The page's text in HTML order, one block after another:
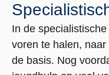
In de
voren te halen,
de basis. Nog